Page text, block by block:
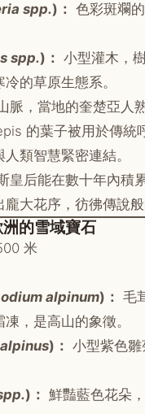
spp.)： 色彩斑斕
spp.)： 小型灌木，
的草原生態系。
脈，當地的奎楚亞人
的葉子被用於傳統
類智慧緊密連結。
皇后能在數十年內積
大花序，彷彿傳說般
的雪域寶石
米
alpinum)： 毛
，是高山的象徵。
)： 小型紫色
)： 鮮豔藍色花朵